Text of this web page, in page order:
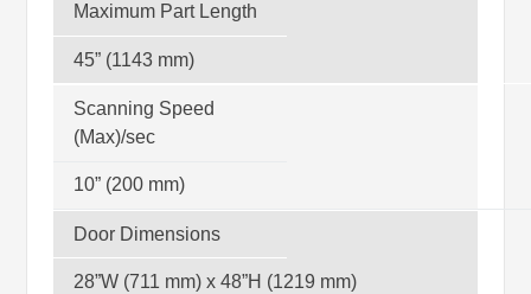
Maximum Part Length
45” (1143 mm)
Scanning Speed
(Max)/sec
10” (200 mm)
Door Dimensions
28”W (711 mm) x 48”H (1219 mm)